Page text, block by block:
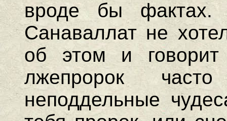
вроде бы фактах.
Санаваллат не
об этом и говорит
лжепророк
неподдельные